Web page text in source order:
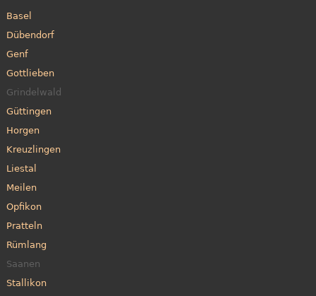
Basel
Dübendorf
Genf
Gottlieben
Grindelwald
Güttingen
Horgen
Kreuzlingen
Liestal
Meilen
Opfikon
Pratteln
Rümlang
Saanen
Stallikon